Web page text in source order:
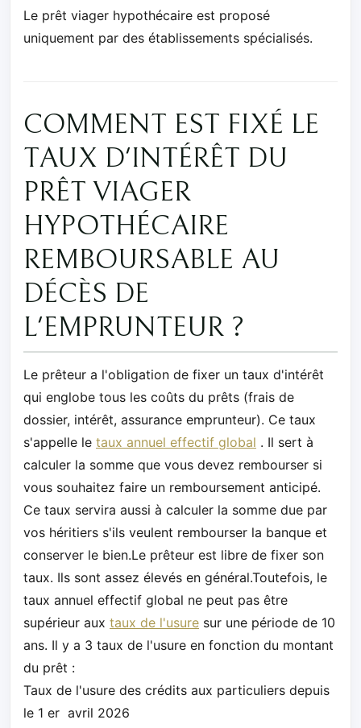
Le prêt viager hypothécaire est proposé
uniquement par des établissements spécialisés.
COMMENT EST FIXÉ LE
TAUX D'INTÉRÊT DU
PRÊT VIAGER
HYPOTHÉCAIRE
REMBOURSABLE AU
DÉCÈS DE
L'EMPRUNTEUR ?
Le prêteur a l'obligation de fixer un taux d'intérêt
qui englobe tous les coûts du prêts (frais de
dossier, intérêt, assurance emprunteur). Ce taux
s'appelle le taux annuel effectif global . Il sert à
calculer la somme que vous devez rembourser si
vous souhaitez faire un remboursement anticipé.
Ce taux servira aussi à calculer la somme due par
vos héritiers s'ils veulent rembourser la banque et
conserver le bien.Le prêteur est libre de fixer son
taux. Ils sont assez élevés en général.Toutefois, le
taux annuel effectif global ne peut pas être
supérieur aux taux de l'usure sur une période de 10
ans. Il y a 3 taux de l'usure en fonction du montant
du prêt :
Taux de l'usure des crédits aux particuliers depuis
le 1 er avril 2026